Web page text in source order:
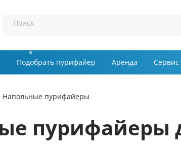
Поиск
Подобрать пурифайер Аренда Сервис
Напольные пурифайеры
пурифайеры